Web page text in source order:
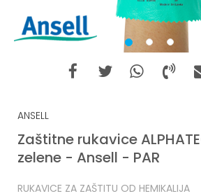
1 2 3
ANSELL
Zaštitne rukavice
zelene - Ansell - PAR
RUKAVICE ZA ZAŠTITU OD HEMIKALIJA